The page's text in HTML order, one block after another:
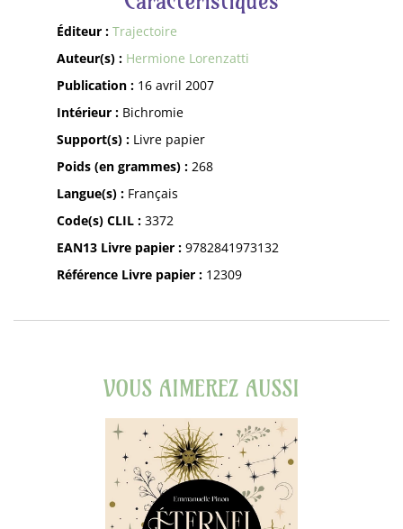
Éditeur : Trajectoire
Auteur(s) : Hermione Lorenzatti
Publication :16 avril 2007
Intérieur :Bichromie
Support(s) :Livre papier
Poids (en grammes) :268
Langue(s) :Français
Code(s) CLIL :3372
EAN13 Livre papier :9782841973132
Référence Livre papier :12309
VOUS AIMEREZ AUSSI